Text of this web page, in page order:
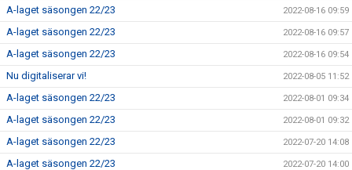
A-laget säsongen 22/23 2022-08-16 09:59
A-laget säsongen 22/23 2022-08-16 09:57
A-laget säsongen 22/23 2022-08-16 09:54
Nu digitaliserar vi! 2022-08-05 11:52
A-laget säsongen 22/23 2022-08-01 09:34
A-laget säsongen 22/23 2022-08-01 09:32
A-laget säsongen 22/23 2022-07-20 14:08
A-laget säsongen 22/23 2022-07-20 14:00